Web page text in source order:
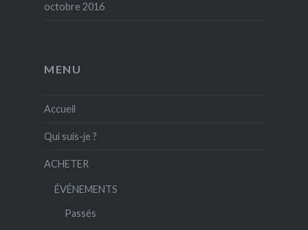
octobre 2016
MENU
Accueil
Qui suis-je ?
ACHETER
ÉVÉNEMENTS
Passés